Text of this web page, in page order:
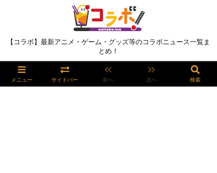
【コラボ】最新アニメ・ゲーム・グッズ等のコラボニュース一覧ま
とめ！
メニュー サイドバー 前へ 次へ 検索